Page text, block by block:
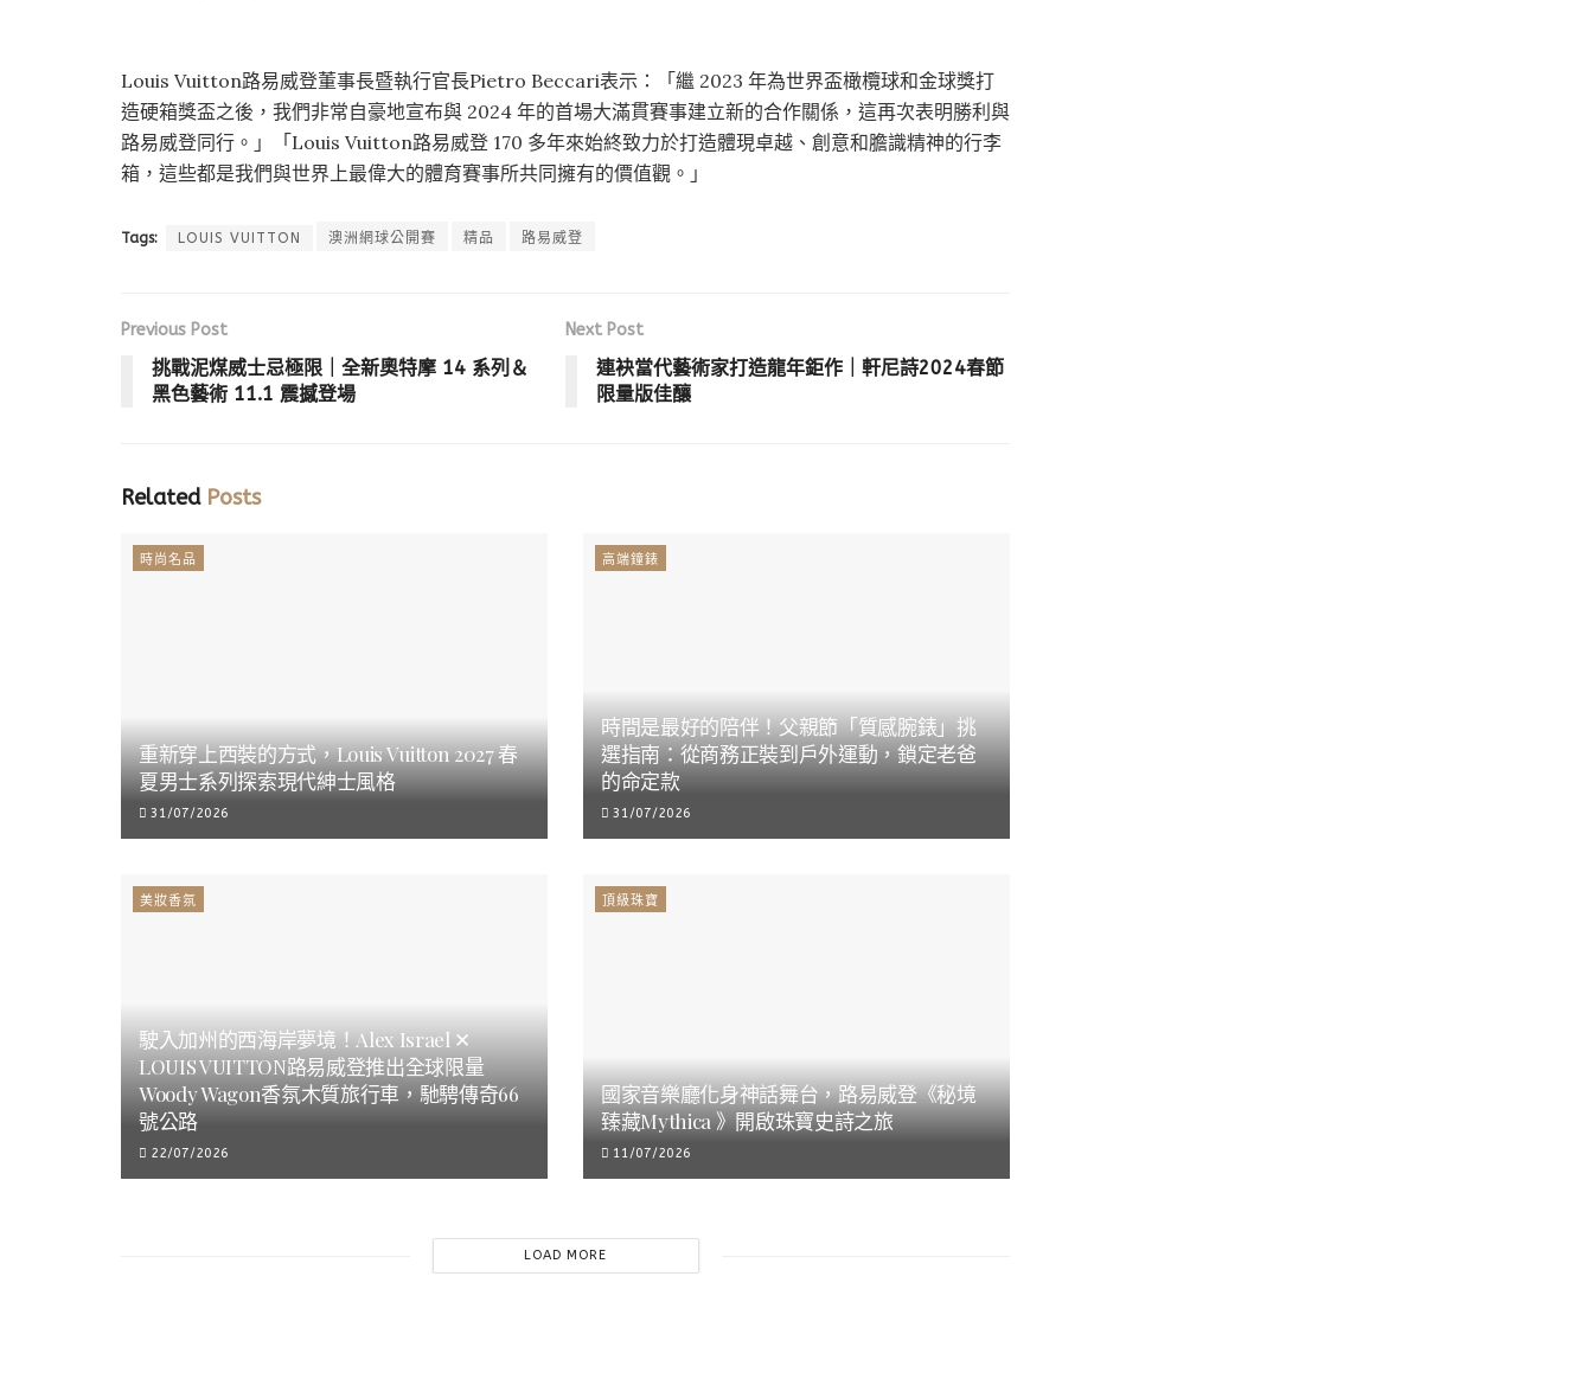
Louis Vuitton路易威登董事長暨執行官長Pietro Beccari表示：「繼 2023 年為世界盃橄欖球和金球獎打
造硬箱獎盃之後，我們非常自豪地宣布與 2024 年的首場大滿貫賽事建立新的合作關係，這再次表明勝利與
路易威登同行。」「Louis Vuitton路易威登 170 多年來始終致力於打造體現卓越、創意和膽識精神的行李
箱，這些都是我們與世界上最偉大的體育賽事所共同擁有的價值觀。」
Tags: LOUIS VUITTON 澳洲網球公開賽 精品 路易威登
Previous Post
挑戰泥煤威士忌極限｜全新奧特摩 14 系列＆
黑色藝術 11.1 震撼登場
Next Post
連袂當代藝術家打造龍年鉅作｜軒尼詩2024春節
限量版佳釀
RelatedPosts
時尚名品
重新穿上西裝的方式，Louis Vuitton 2027 春
夏男士系列探索現代紳士風格
31/07/2026
高端鐘錶
時間是最好的陪伴！父親節「質感腕錶」挑
選指南：從商務正裝到戶外運動，鎖定老爸
的命定款
31/07/2026
美妝香氛
駛入加州的西海岸夢境！Alex Israel ✕
LOUIS VUITTON路易威登推出全球限量
Woody Wagon香氛木質旅行車，馳騁傳奇66
號公路
22/07/2026
頂級珠寶
國家音樂廳化身神話舞台，路易威登《秘境
臻藏Mythica 》開啟珠寶史詩之旅
11/07/2026
LOAD MORE